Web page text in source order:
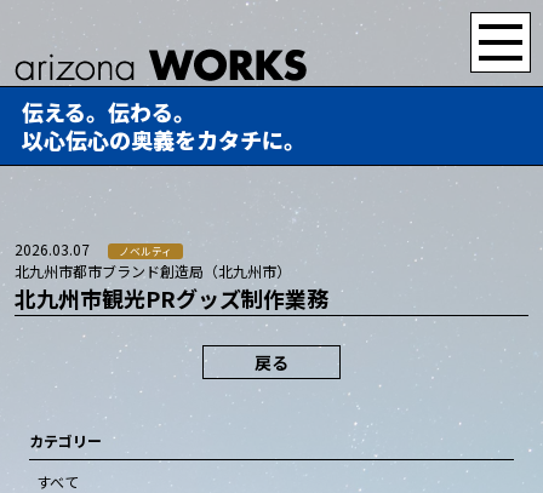
伝える。伝わる。
以心伝心の奥義をカタチに。
2026.03.07 ノベルティ
北九州市都市ブランド創造局（北九州市）
北九州市観光PRグッズ制作業務
戻る
カテゴリー
すべて